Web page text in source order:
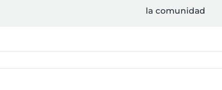
la comunidad